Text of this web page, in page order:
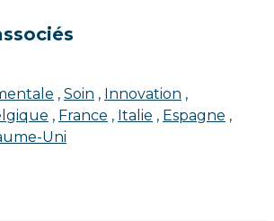
Soin
Innovation
France Italie
Espagne
Uni